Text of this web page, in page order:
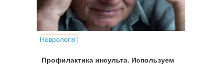
Неврологія
Профилактика инсульта. Используем